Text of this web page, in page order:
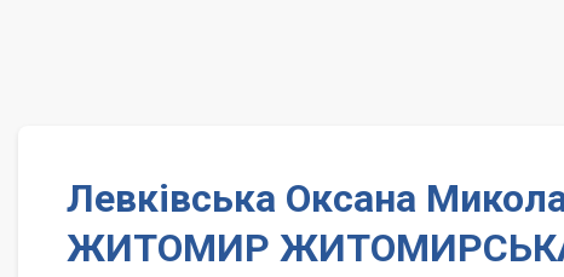
Левківська Оксана
ЖИТОМИР ЖИТОМИРСЬКА